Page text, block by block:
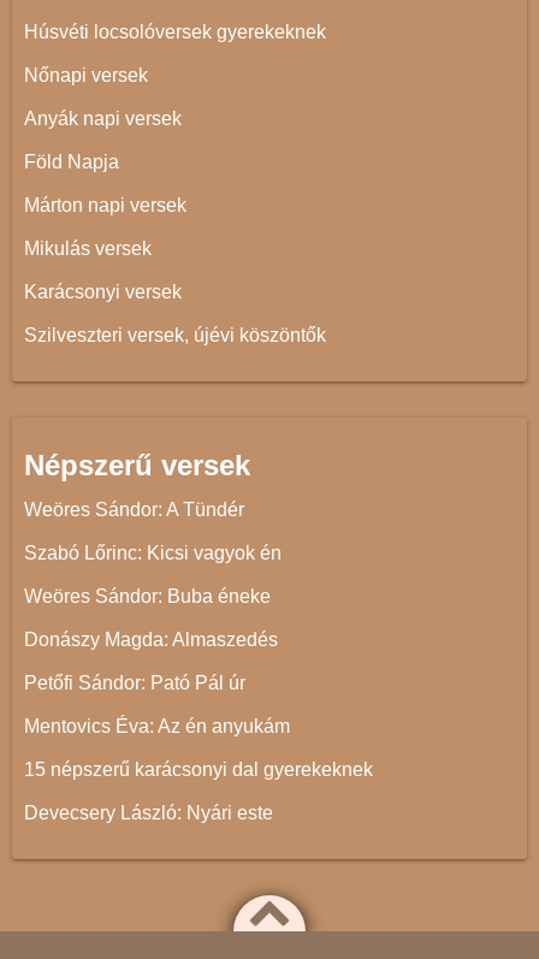
Húsvéti locsolóversek gyerekeknek
Nőnapi versek
Anyák napi versek
Föld Napja
Márton napi versek
Mikulás versek
Karácsonyi versek
Szilveszteri versek, újévi köszöntők
Népszerű versek
Weöres Sándor: A Tündér
Szabó Lőrinc: Kicsi vagyok én
Weöres Sándor: Buba éneke
Donászy Magda: Almaszedés
Petőfi Sándor: Pató Pál úr
Mentovics Éva: Az én anyukám
15 népszerű karácsonyi dal gyerekeknek
Devecsery László: Nyári este